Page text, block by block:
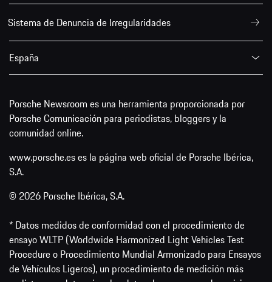
Sistema de Denuncia de Irregularidades
España
Porsche Newsroom es una herramienta proporcionada por
Porsche Comunicación para periodistas, bloggers y la
comunidad online.
www.porsche.es es la página web oficial de Porsche Ibérica,
S.A.
© 2026 Porsche Ibérica, S.A.
* Datos medidos de conformidad con el procedimiento de
ensayo WLTP (Worldwide Harmonized Light Vehicles Test
Procedure o Procedimiento Mundial Armonizado para Ensayos
de Vehículos Ligeros), un procedimiento de medición más